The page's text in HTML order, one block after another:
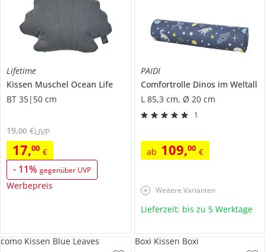
Lifetime
Kissen Muschel Ocean Life
BT 35|50 cm
17,00 €
- 11% gegenüber UVP
Werbepreis
19,00 €UVP
PAIDI
Comfortrolle Dinos im Weltall
L 85,3 cm, Ø 20 cm
1
ab 109,00 €
Weitere Varianten
Lieferzeit: bis zu 5 Werktage
como Kissen Blue Leaves Boxi Kissen Boxi